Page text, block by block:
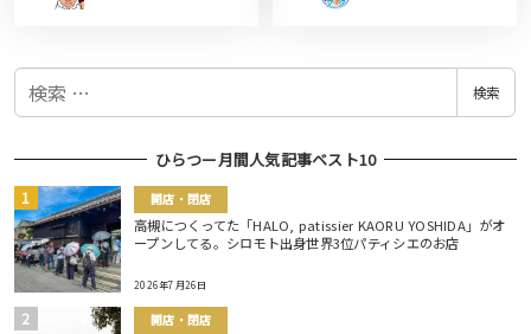
検
検索
ひらつー月間人気記事ベスト10
開店・閉店
高槻につくってた「HALO, patissier KAORU YOSHIDA」がオ
ープンしてる。シロモト出身世界3位パティシエのお店
2026年7月26日
開店・閉店